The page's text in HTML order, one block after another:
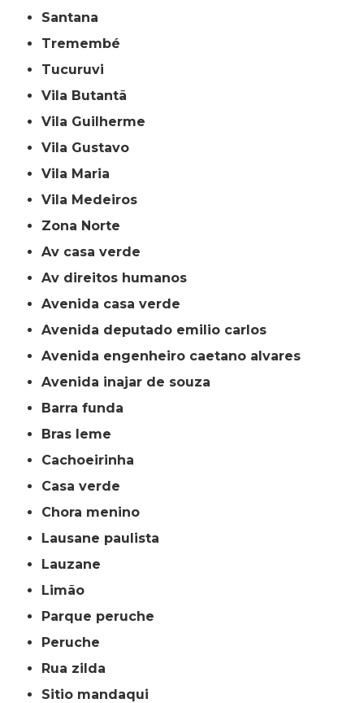
Santana
Tremembé
Tucuruvi
Vila Butantã
Vila Guilherme
Vila Gustavo
Vila Maria
Vila Medeiros
Zona Norte
av casa verde
av direitos humanos
avenida casa verde
avenida deputado emilio carlos
avenida engenheiro caetano alvares
avenida inajar de souza
barra funda
bras leme
cachoeirinha
casa verde
chora menino
lausane paulista
lauzane
limão
parque peruche
peruche
rua zilda
sitio mandaqui